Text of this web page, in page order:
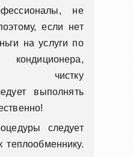
не
если нет
на услуги по
чистку
выполнять
следует
теплообменнику.